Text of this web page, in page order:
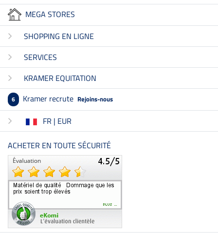
MEGA STORES
SHOPPING EN LIGNE
SERVICES
KRAMER EQUITATION
6 Kramer recrute Rejoins-nous
FR | EUR
ACHETER EN TOUTE SÉCURITÉ